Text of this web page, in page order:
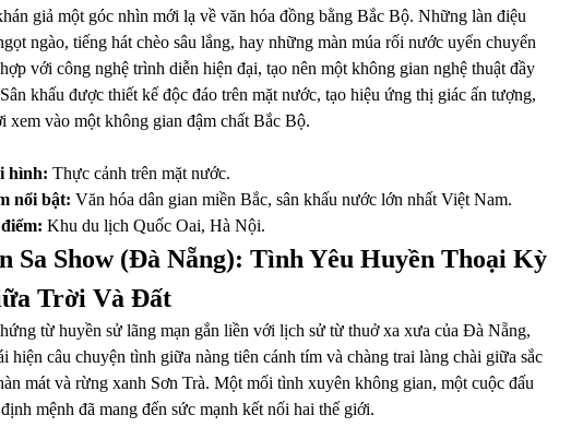
giả một góc nhìn mới lạ về văn hóa đồng bằng Bắc Bộ. Những làn điệu
ngào, tiếng hát chèo sâu lắng, hay những màn múa rối nước uyển chuyển
với công nghệ trình diễn hiện đại, tạo nên một không gian nghệ thuật đầy
khấu được thiết kế độc đáo trên mặt nước, tạo hiệu ứng thị giác ấn tượng,
xem vào một không gian đậm chất Bắc Bộ.
hình: Thực cảnh trên mặt nước.
nổi bật: Văn hóa dân gian miền Bắc, sân khấu nước lớn nhất Việt Nam.
Khu du lịch Quốc Oai, Hà Nội.
Sa Show (Đà Nẵng): Tình Yêu Huyền Thoại Kỳ
Trời Và Đất
từ huyền sử lãng mạn gắn liền với lịch sử từ thuở xa xưa của Đà Nẵng,
hiện câu chuyện tình giữa nàng tiên cánh tím và chàng trai làng chài giữa sắc
mát và rừng xanh Sơn Trà. Một mối tình xuyên không gian, một cuộc đấu
mệnh đã mang đến sức mạnh kết nối hai thế giới.